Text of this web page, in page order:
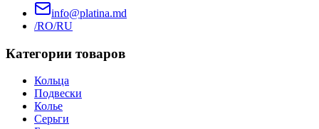
info@platina.md
/RO/RU
Категории товаров
Кольца
Подвески
Колье
Серьги